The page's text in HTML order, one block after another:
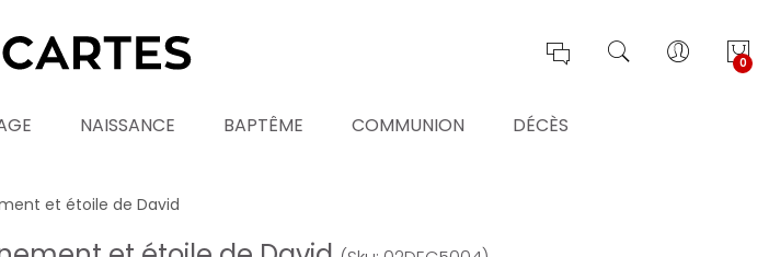
0
NAISSANCE BAPTÊME COMMUNION DÉCÈS
et étoile de David